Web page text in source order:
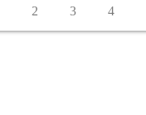
2 3 4